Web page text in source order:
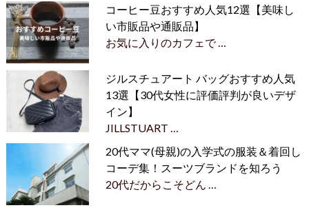
コーヒー豆おすすめ人気12選【美味し
い市販品や通販品】
お気に入りのカフェで …
ジルスチュアート バッグおすすめ人気
13選【30代女性に評価評判が良いデザ
イン】
JILLSTUART …
20代ママ(母親)の入学式の服装＆着回し
コーデ集！スーツブランドを知ろう
20代だからこそどん …